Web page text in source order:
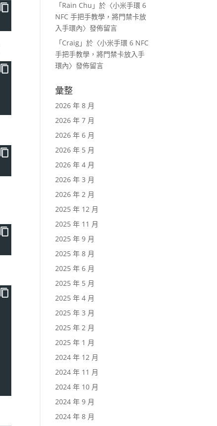
「Rain Chu 」於〈小米手環 6
NFC 手把手教學，將門禁卡放
入手環內〉發佈留言
「Craig 」於〈小米手環 6 NFC
手把手教學，將門禁卡放入手
環內〉發佈留言
彙整
2026 年 8 月
2026 年 7 月
2026 年 6 月
2026 年 5 月
2026 年 4 月
2026 年 3 月
2026 年 2 月
2025 年 12 月
2025 年 11 月
2025 年 9 月
2025 年 8 月
2025 年 6 月
2025 年 5 月
2025 年 4 月
2025 年 3 月
2025 年 2 月
2025 年 1 月
2024 年 12 月
2024 年 11 月
2024 年 10 月
2024 年 9 月
2024 年 8 月